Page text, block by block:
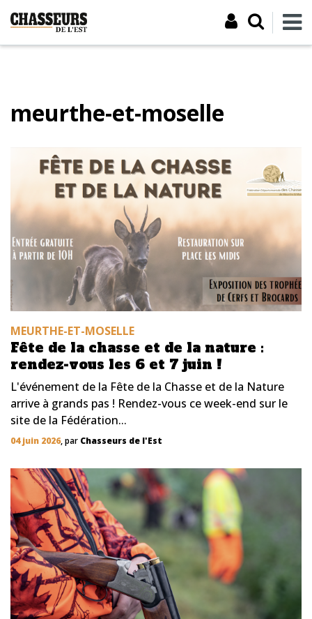
meurthe-et-moselle
MEURTHE-ET-MOSELLE
Fête de la chasse et de la nature :
rendez-vous les 6 et 7 juin !
L'événement de la Fête de la Chasse et de la Nature
arrive à grands pas ! Rendez-vous ce week-end sur le
site de la Fédération...
04 juin 2026, par Chasseurs de l'Est